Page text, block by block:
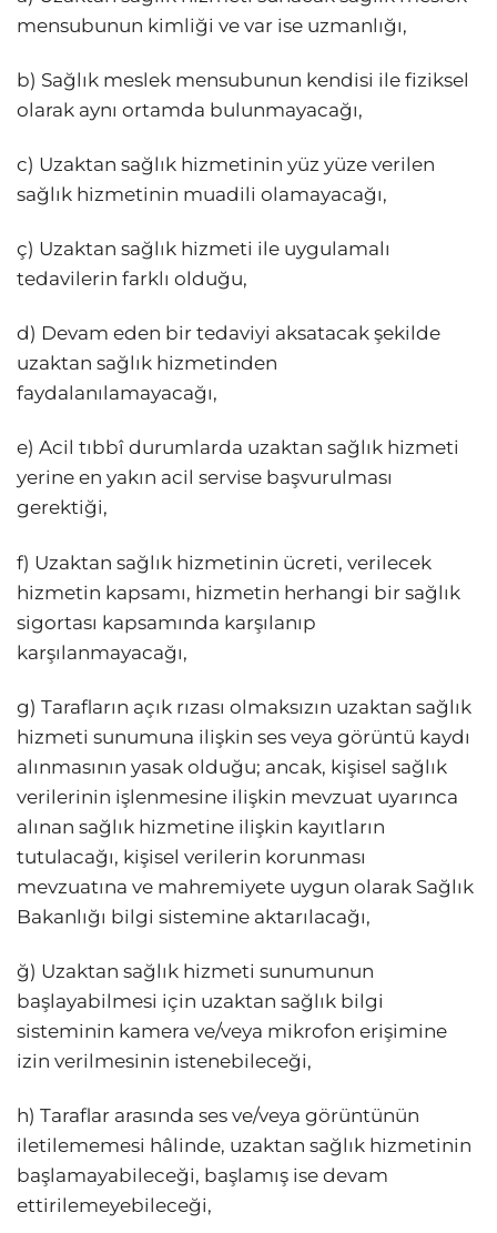
mensubunun kimliği ve var ise uzmanlığı,
b) Sağlık meslek mensubunun kendisi ile fiziksel
olarak aynı ortamda bulunmayacağı,
c) Uzaktan sağlık hizmetinin yüz yüze verilen
sağlık hizmetinin muadili olamayacağı,
ç) Uzaktan sağlık hizmeti ile uygulamalı
tedavilerin farklı olduğu,
d) Devam eden bir tedaviyi aksatacak şekilde
uzaktan sağlık hizmetinden
faydalanılamayacağı,
e) Acil tıbbî durumlarda uzaktan sağlık hizmeti
yerine en yakın acil servise başvurulması
gerektiği,
f) Uzaktan sağlık hizmetinin ücreti, verilecek
hizmetin kapsamı, hizmetin herhangi bir sağlık
sigortası kapsamında karşılanıp
karşılanmayacağı,
g) Tarafların açık rızası olmaksızın uzaktan sağlık
hizmeti sunumuna ilişkin ses veya görüntü kaydı
alınmasının yasak olduğu; ancak, kişisel sağlık
verilerinin işlenmesine ilişkin mevzuat uyarınca
alınan sağlık hizmetine ilişkin kayıtların
tutulacağı, kişisel verilerin korunması
mevzuatına ve mahremiyete uygun olarak Sağlık
Bakanlığı bilgi sistemine aktarılacağı,
ğ) Uzaktan sağlık hizmeti sunumunun
başlayabilmesi için uzaktan sağlık bilgi
sisteminin kamera ve/veya mikrofon erişimine
izin verilmesinin istenebileceği,
h) Taraflar arasında ses ve/veya görüntünün
iletilememesi hâlinde, uzaktan sağlık hizmetinin
başlamayabileceği, başlamış ise devam
ettirilemeyebileceği,